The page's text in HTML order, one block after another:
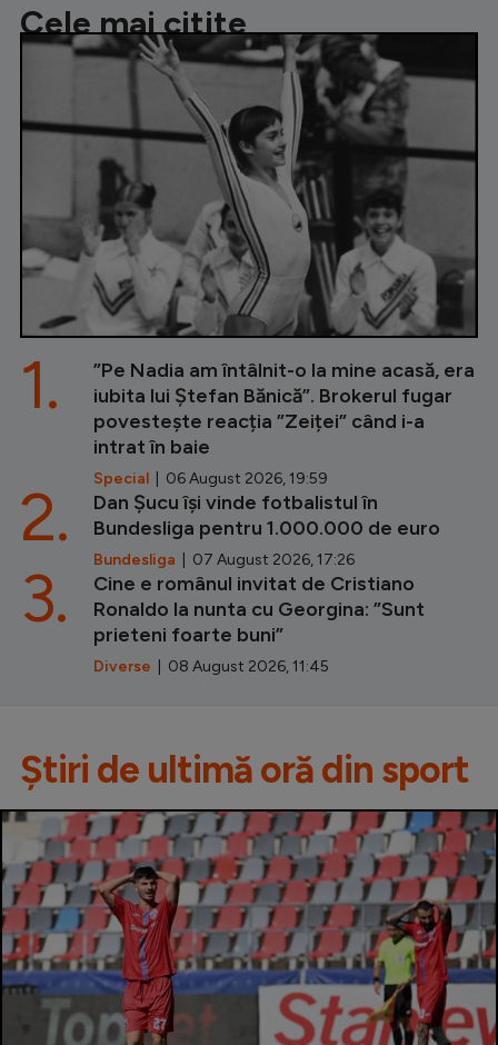
Cele mai citite
”Pe Nadia am întâlnit-o la mine acasă, era
iubita lui Ștefan Bănică”. Brokerul fugar
povestește reacția ”Zeiței” când i-a
intrat în baie
Special | 06 August 2026, 19:59
1.
Dan Șucu își vinde fotbalistul în
Bundesliga pentru 1.000.000 de euro
Bundesliga | 07 August 2026, 17:26
2.
Cine e românul invitat de Cristiano
Ronaldo la nunta cu Georgina: ”Sunt
prieteni foarte buni”
Diverse | 08 August 2026, 11:45
3.
Știri de ultimă oră din sport